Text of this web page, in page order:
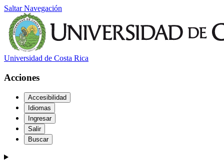
Saltar Navegación
Universidad de Costa Rica
Acciones
Accesibilidad
Idiomas
Ingresar
Salir
Buscar